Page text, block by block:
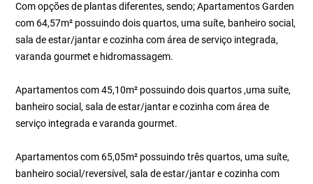
Com opções de plantas diferentes, sendo; Apartamentos Garden
com 64,57m² possuindo dois quartos, uma suíte, banheiro social,
sala de estar/jantar e cozinha com área de serviço integrada,
varanda gourmet e hidromassagem.
Apartamentos com 45,10m² possuindo dois quartos ,uma suíte,
banheiro social, sala de estar/jantar e cozinha com área de
serviço integrada e varanda gourmet.
Apartamentos com 65,05m² possuindo três quartos, uma suíte,
banheiro social/reversível, sala de estar/jantar e cozinha com